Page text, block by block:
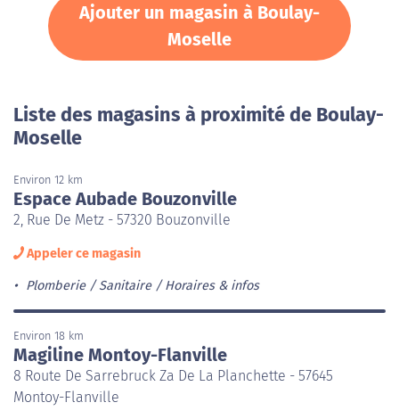
Ajouter un magasin à Boulay-
Moselle
Liste des magasins à proximité de Boulay-
Moselle
Environ 12 km
Espace Aubade Bouzonville
2, Rue De Metz - 57320 Bouzonville
Appeler ce magasin
Plomberie / Sanitaire Horaires & infos
Environ 18 km
Magiline Montoy-Flanville
8 Route De Sarrebruck Za De La Planchette - 57645
Montoy-Flanville